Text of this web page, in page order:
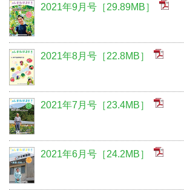
2021年9月号［29.89MB］
2021年8月号［22.8MB］
2021年7月号［23.4MB］
2021年6月号［24.2MB］